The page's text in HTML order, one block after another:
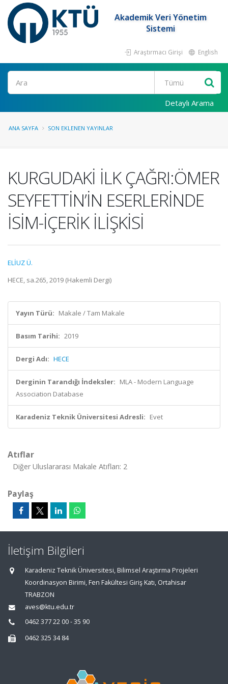
Akademik Veri Yönetim
Sistemi
Araştırmacı Girişi English
Ara
Detaylı Arama
ANA SAYFA SON EKLENEN YAYINLAR
KURGUDAKİ İLK ÇAĞRI:ÖMER
SEYFETTİN’İN ESERLERİNDE
İSİM-İÇERİK İLİŞKİSİ
ELİUZ Ü.
HECE, sa.265, 2019 (Hakemli Dergi)
Yayın Türü: Makale / Tam Makale
Basım Tarihi: 2019
Dergi Adı: HECE
Derginin Tarandığı İndeksler: MLA - Modern Language
Association Database
Karadeniz Teknik Üniversitesi Adresli: Evet
Atıflar
Diğer Uluslararası Makale Atıfları: 2
Paylaş
İletişim Bilgileri
Karadeniz Teknik Üniversitesi, Bilimsel Araştırma Projeleri
Koordinasyon Birimi, Fen Fakültesi Giriş Katı, Ortahisar
TRABZON
aves@ktu.edu.tr
0462 377 22 00 - 35 90
0462 325 34 84